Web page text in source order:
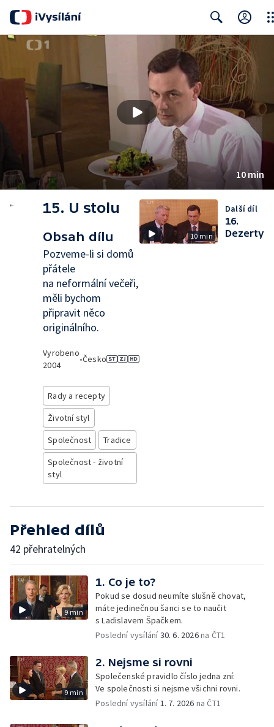
Search
10 min
15. U stolu
Obsah dílu
Pozveme-li si domů
přátele
na neformální večeři,
měli bychom
připravit něco
originálního.
Vyrobeno
2004
•Česko
Rady a recepty
Životní styl
Společnost
Tradice
Společnost - životní
styl
10 min
Další díl
16.
Dezerty
Přehled dílů
42 přehratelných
9 min
1. Co je to?
Pokud se dosud neumíte slušně chovat,
máte jedinečnou šanci se to naučit
s Ladislavem Špačkem.
Poslední vysílání30. 6. 2026na ČT1
9 min
2. Nejsme si rovni
Společenské pravidlo číslo jedna zní:
Ve společnosti si nejsme všichni rovni.
Poslední vysílání1. 7. 2026 na ČT1